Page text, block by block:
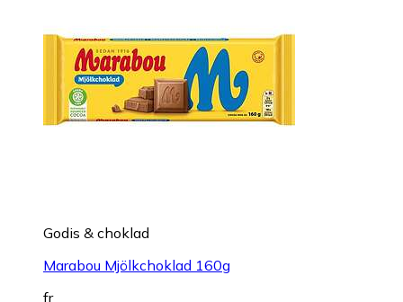
Godis & choklad
Marabou Mjölkchoklad 160g
fr.